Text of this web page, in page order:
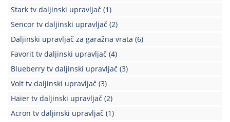
Stark tv daljinski upravljač (1)
Sencor tv daljinski upravljač (2)
Daljinski upravljač za garažna vrata (6)
Favorit tv daljinski upravljač (4)
Blueberry tv daljinski upravljač (3)
Volt tv daljinski upravljač (3)
Haier tv daljinski upravljač (2)
Acron tv daljinski upravljač (1)